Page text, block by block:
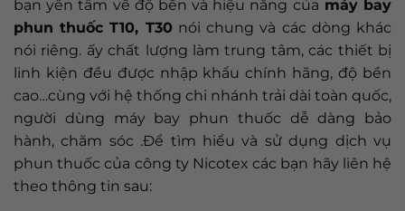
bạn yên tâm về độ bền và hiệu năng của máy bay
phun thuốc T10, T30 nói chung và các dòng khác
nói riêng. ấy chất lượng làm trung tâm, các thiết bị
linh kiện đều được nhập khẩu chính hãng, độ bền
cao…cùng với hệ thống chi nhánh trải dài toàn quốc,
người dùng máy bay phun thuốc dễ dàng bảo
hành, chăm sóc .Để tìm hiểu và sử dụng dịch vụ
phun thuốc của công ty Nicotex các bạn hãy liên hệ
theo thông tin sau: